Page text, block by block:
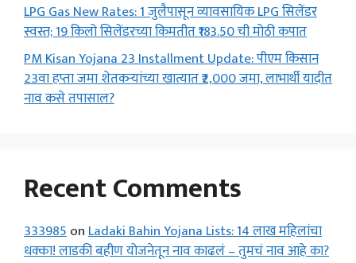
LPG Gas New Rates: 1 जुलैपासून व्यावसायिक LPG सिलेंडर
स्वस्त; 19 किलो सिलेंडरच्या किमतीत ₹183.50 ची मोठी कपात
PM Kisan Yojana 23 Installment Update: पीएम किसान
23वा हप्ता जमा शेतकऱ्यांच्या खात्यात ₹2,000 जमा, लाभार्थी यादीत
नाव कसे तपासाल?
Recent Comments
333985onLadaki Bahin Yojana Lists: 14 लाख महिलांचा
धक्का! लाडकी बहीण योजनेतून नाव काढलं – तुमचं नाव आहे का?